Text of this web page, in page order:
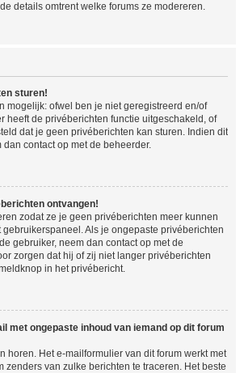
details omtrent welke forums ze modereren.
sturen!
mogelijk: ofwel ben je niet geregistreerd en/of
heeft de privéberichten functie uitgeschakeld, of
dat je geen privéberichten kan sturen. Indien dit
dan contact op met de beheerder.
ontvangen!
zodat ze je geen privéberichten meer kunnen
Als je ongepaste privéberichten
gebruiker, neem dan contact op met de
zorgen dat hij of zij niet langer privéberichten
in het privébericht.
met ongepaste inhoud van iemand op dit forum
horen. Het e-mailformulier van dit forum werkt met
zenders van zulke berichten te traceren. Het beste